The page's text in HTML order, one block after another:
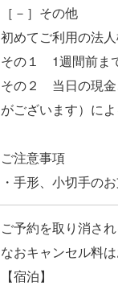
［－］その他
初めてご利用の法
その１ 1週間前ま
その２ 当日の現金
がございます）に
ご注意事項
ご予約を取り消さ
なおキャンセル料
【宿泊】